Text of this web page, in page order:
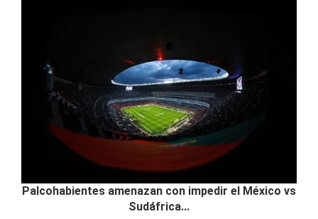
Palcohabientes amenazan con impedir el México vs
Sudáfrica...